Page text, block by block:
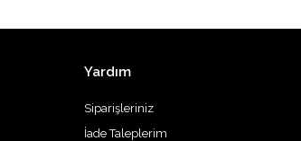
Yardım
Siparişleriniz
İade Taleplerim